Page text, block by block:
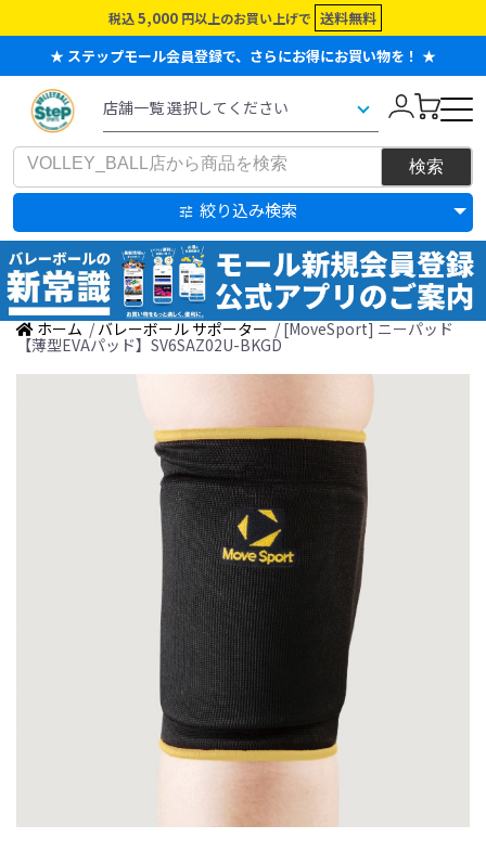
税込 5,000 円以上のお買い上げで 送料無料
★ ステップモール会員登録で、さらにお得にお買い物を！ ★
絞り込み検索
ホーム / バレーボール サポーター / [MoveSport] ニーパッド
【薄型EVAパッド】SV6SAZ02U-BKGD